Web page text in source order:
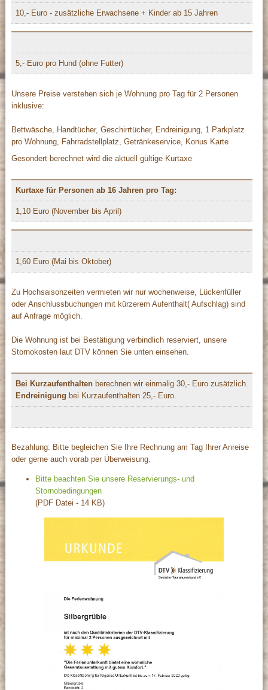
10,- Euro - zusätzliche Erwachsene + Kinder ab 15 Jahren
5,- Euro pro Hund (ohne Futter)
Unsere Preise verstehen sich je Wohnung pro Tag für 2 Personen
inklusive:
Bettwäsche, Handtücher, Geschirrtücher, Endreinigung, 1 Parkplatz
pro Wohnung, Fahrradstellplatz, Getränkeservice, Konus Karte
Gesondert berechnet wird die aktuell gültige Kurtaxe
Kurtaxe für Personen ab 16 Jahren pro Tag:
1,10 Euro (November bis April)
1,60 Euro (Mai bis Oktober)
Zu Hochsaisonzeiten vermieten wir nur wochenweise, Lückenfüller
oder Anschlussbuchungen mit kürzerem Aufenthalt( Aufschlag) sind
auf Anfrage möglich.
Die Wohnung ist bei Bestätigung verbindlich reserviert, unsere
Stornokosten laut DTV können Sie unten einsehen.
Bei Kurzaufenthaltenberechnen wir einmalig 30,- Euro zusätzlich.
Endreinigung bei Kurzaufenthalten 25,- Euro.
Bezahlung: Bitte begleichen Sie Ihre Rechnung am Tag Ihrer Anreise
oder gerne auch vorab per Überweisung.
Bitte beachten Sie unsere Reservierungs- und
Stornobedingungen
(PDF Datei - 14 KB)